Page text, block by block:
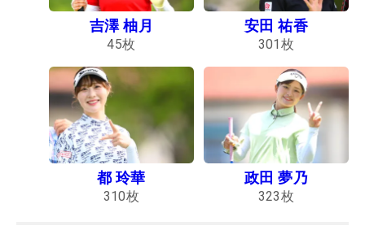
吉澤 柚月
45枚
安田 祐香
301 枚
都 玲華
310枚
政田 夢乃
323枚